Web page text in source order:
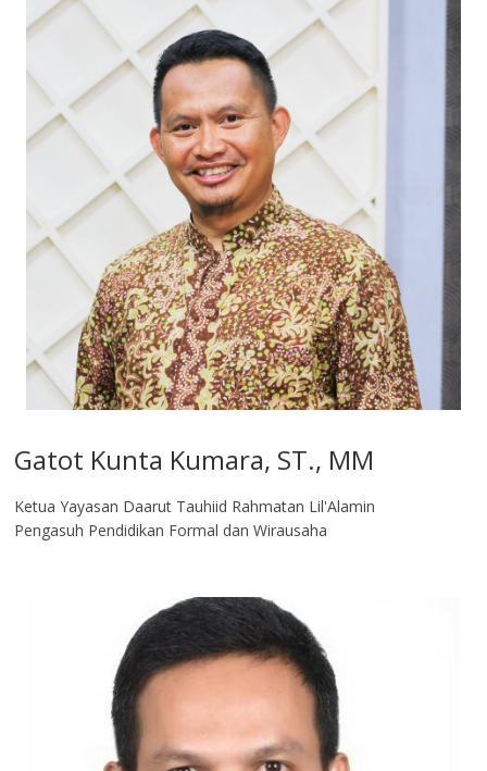
Gatot Kunta Kumara, ST., MM
Ketua Yayasan Daarut Tauhiid Rahmatan Lil'Alamin
Pengasuh Pendidikan Formal dan Wirausaha